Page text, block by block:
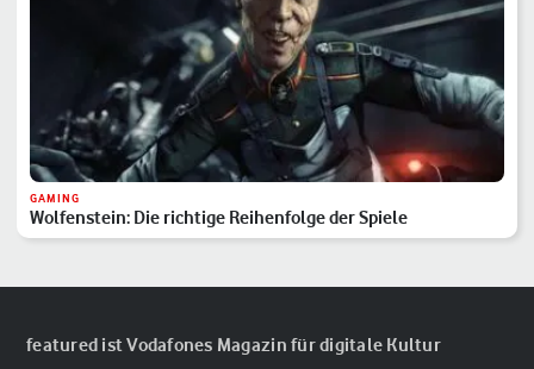
GAMING
Wolfenstein: Die richtige Reihenfolge der Spiele
featured ist Vodafones Magazin für digitale Kultur